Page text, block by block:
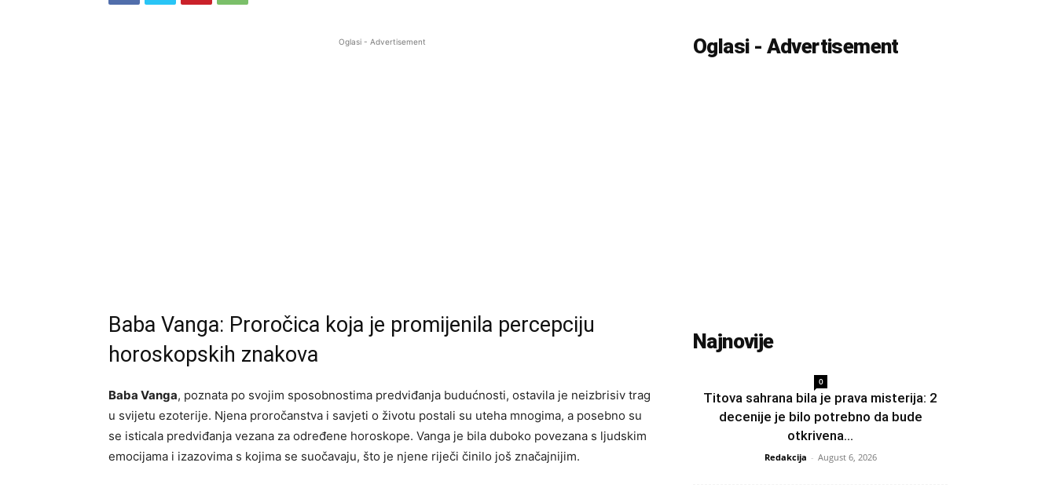
Oglasi - Advertisement
Baba Vanga: Proročica koja je promijenila percepciju
horoskopskih znakova
Baba Vanga, poznata po svojim sposobnostima predviđanja budućnosti, ostavila je neizbrisiv trag
u svijetu ezoterije. Njena proročanstva i savjeti o životu postali su uteha mnogima, a posebno su
se isticala predviđanja vezana za određene horoskope. Vanga je bila duboko povezana s ljudskim
emocijama i izazovima s kojima se suočavaju, što je njene riječi činilo još značajnijim.
Oglasi - Advertisement
Najnovije
0
Titova sahrana bila je prava misterija: 2
decenije je bilo potrebno da bude
otkrivena...
Redakcija - August 6, 2026